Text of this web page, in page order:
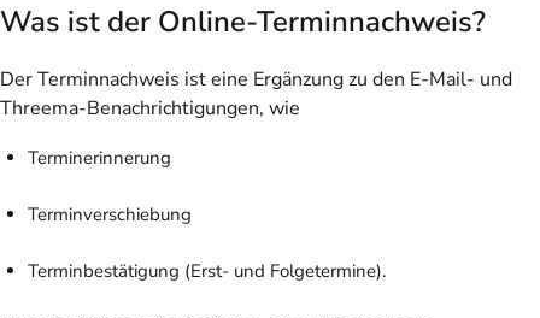
Was ist der Online-Terminnachweis?
Der Terminnachweis ist eine Ergänzung zu den E-Mail- und
Threema-Benachrichtigungen, wie
Terminerinnerung
Terminverschiebung
Terminbestätigung (Erst- und Folgetermine).